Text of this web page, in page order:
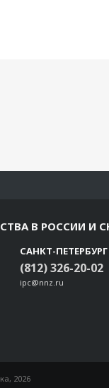
В РОССИИ И
САНКТ-ПЕТЕРБУРГ
(812) 326-20-02
ipc@nnz.ru
2026